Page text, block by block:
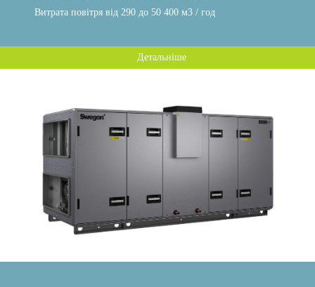
Витрата повітря від 290 до 50 400 м3 / год
Детальніше